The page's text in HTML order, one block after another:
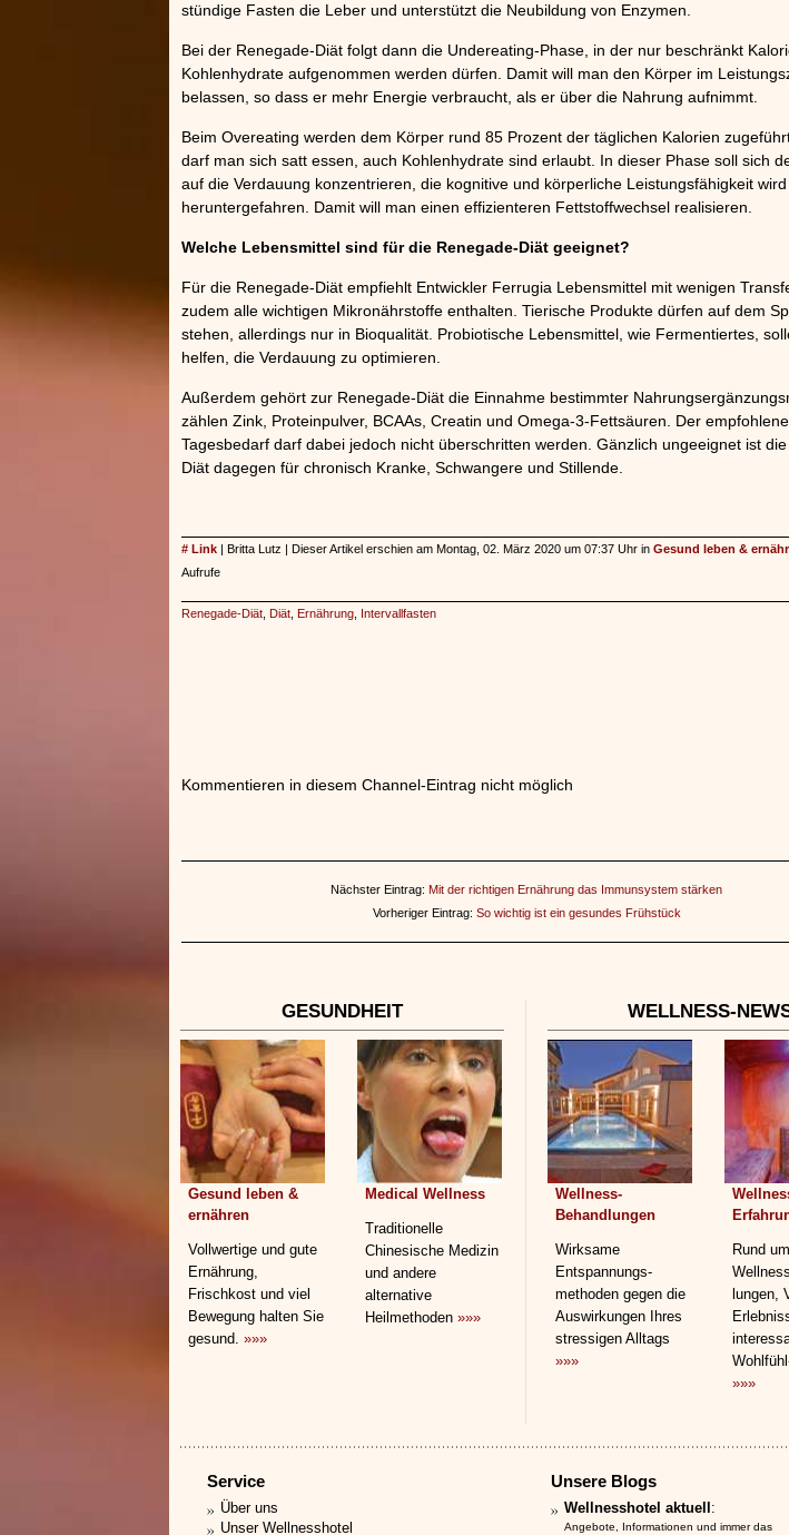
stündige Fasten die Leber und unterstützt die Neubildung von Enzymen.
Bei der Renegade-Diät folgt dann die Undereating-Phase, in der nur beschränkt
Kohlenhydrate aufgenommen werden dürfen. Damit will man den Körper im
belassen, so dass er mehr Energie verbraucht, als er über die Nahrung aufnimmt.
Beim Overeating werden dem Körper rund 85 Prozent der täglichen Kalorien
darf man sich satt essen, auch Kohlenhydrate sind erlaubt. In dieser Phase soll sich
auf die Verdauung konzentrieren, die kognitive und körperliche Leistungsfähigkeit wird
heruntergefahren. Damit will man einen effizienteren Fettstoffwechsel realisieren.
Welche Lebensmittel sind für die Renegade-Diät geeignet?
Für die Renegade-Diät empfiehlt Entwickler Ferrugia Lebensmittel mit wenigen
zudem alle wichtigen Mikronährstoffe enthalten. Tierische Produkte dürfen auf dem
stehen, allerdings nur in Bioqualität. Probiotische Lebensmittel, wie Fermentiertes,
helfen, die Verdauung zu optimieren.
Außerdem gehört zur Renegade-Diät die Einnahme bestimmter
zählen Zink, Proteinpulver, BCAAs, Creatin und Omega-3-Fettsäuren. Der empfohlene
Tagesbedarf darf dabei jedoch nicht überschritten werden. Gänzlich ungeeignet ist
Diät dagegen für chronisch Kranke, Schwangere und Stillende.
# Link | Britta Lutz | Dieser Artikel erschien am Montag, 02. März 2020 um 07:37 Uhr in Gesund leben &
Aufrufe
Renegade-Diät Diät Ernährung Intervallfasten
Kommentieren in diesem Channel-Eintrag nicht möglich
Nächster Eintrag: Mit der richtigen Ernährung das Immunsystem stärken
Vorheriger Eintrag: So wichtig ist ein gesundes Frühstück
GESUNDHEIT
Gesund leben &
ernähren
Vollwertige und gute
Ernährung,
Frischkost und viel
Bewegung halten Sie
gesund. »»»
Medical Wellness
Traditionelle
Chinesische Medizin
und andere
alternative
Heilmethoden »»»
WELLNESS-
Wellness-
Behandlungen
Wirksame
Entspannungs­
methoden gegen die
Auswirkungen Ihres
stressigen Alltags
»»»
Rund um
lungen,
»»»
Service
Über uns
Unser Wellnesshotel
Unsere Blogs
Wellnesshotel aktuell :
Angebote, Informationen und immer das